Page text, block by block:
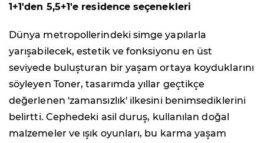
1+1'den 5,5+1'e residence seçenekleri
Dünya metropollerindeki simge yapılarla
yarışabilecek, estetik ve fonksiyonu en üst
seviyede buluşturan bir yaşam ortaya koyduklarını
söyleyen Toner, tasarımda yıllar geçtikçe
değerlenen 'zamansızlık' ilkesini benimsediklerini
belirtti. Cephedeki asil duruş, kullanılan doğal
malzemeler ve ışık oyunları, bu karma yaşam